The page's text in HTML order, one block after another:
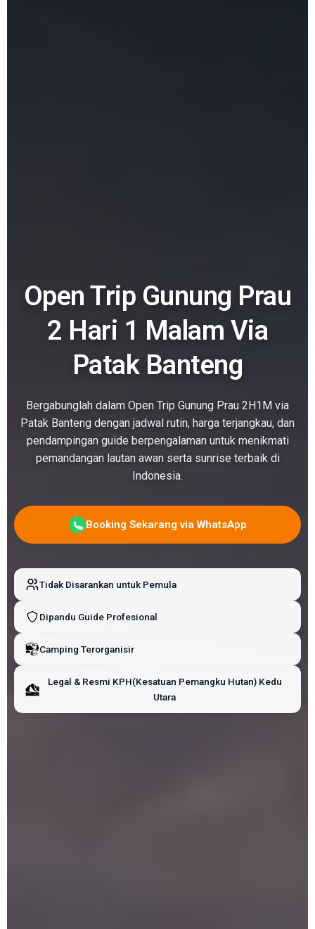
Open Trip Gunung Prau
2 Hari 1 Malam Via
Patak Banteng
Bergabunglah dalam Open Trip Gunung Prau 2H1M via
Patak Banteng dengan jadwal rutin, harga terjangkau, dan
pendampingan guide berpengalaman untuk menikmati
pemandangan lautan awan serta sunrise terbaik di
Indonesia.
Booking Sekarang via WhatsApp
Tidak Disarankan untuk Pemula
Dipandu Guide Profesional
Camping Terorganisir
Legal & Resmi KPH(Kesatuan Pemangku Hutan) Kedu
Utara